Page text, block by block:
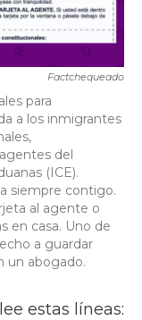
Factchequeado
para
a los inmigrantes
del
(ICE).
siempre contigo.
al agente o
en casa. Uno de
a guardar
un abogado.
estas líneas: